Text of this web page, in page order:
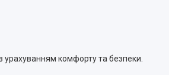
урахуванням комфорту та безпеки.